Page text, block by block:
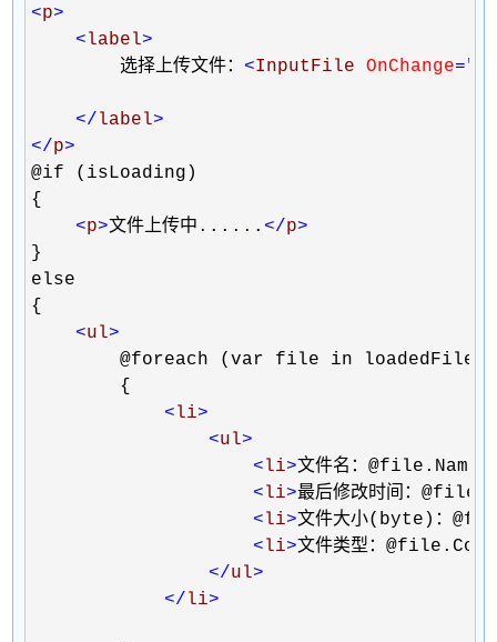
<p>
< label>
        选择上传文件：
<InputFile OnChange
</ label>
</p>
@if (isLoading)
{
<p>文件上传中...... </p>
}
else
{
<ul>
        @foreach (var file in loadedFiles)
        {
< li>
<ul>
< li>文件名：@file.Name
< li>最后修改时间：
< li>文件大小(byte)：
< li>文件类型：
</ul>
</ li>